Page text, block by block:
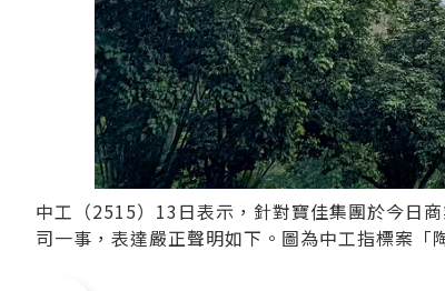
中工（2515）13日表示，針對寶佳集團於今日
司一事，表達嚴正聲明如下。圖為中工指標案「